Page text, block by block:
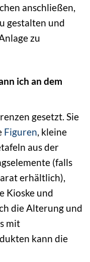
anschließen,
gestalten und
zu
ich an dem
gesetzt. Sie
Figuren, kleine
aus der
(falls
erhältlich),
Kioske und
die Alterung und
mit
kann die